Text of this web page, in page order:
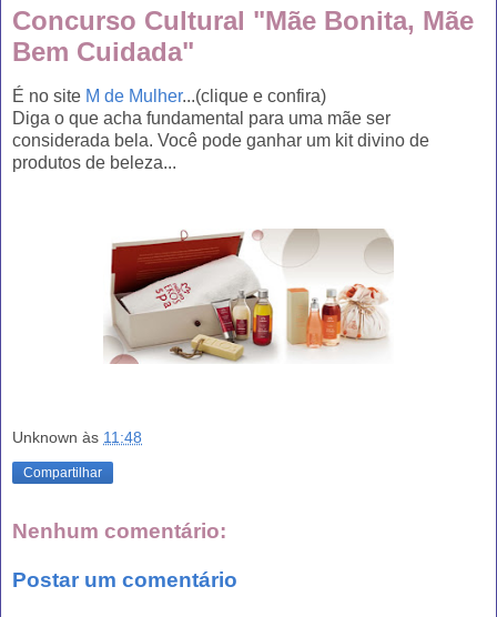
Concurso Cultural "Mãe Bonita, Mãe
Bem Cuidada"
É no site M de Mulher...(clique e confira)
Diga o que acha fundamental para uma mãe ser
considerada bela. Você pode ganhar um kit divino de
produtos de beleza...
Unknown às 11:48
Compartilhar
Nenhum comentário:
Postar um comentário